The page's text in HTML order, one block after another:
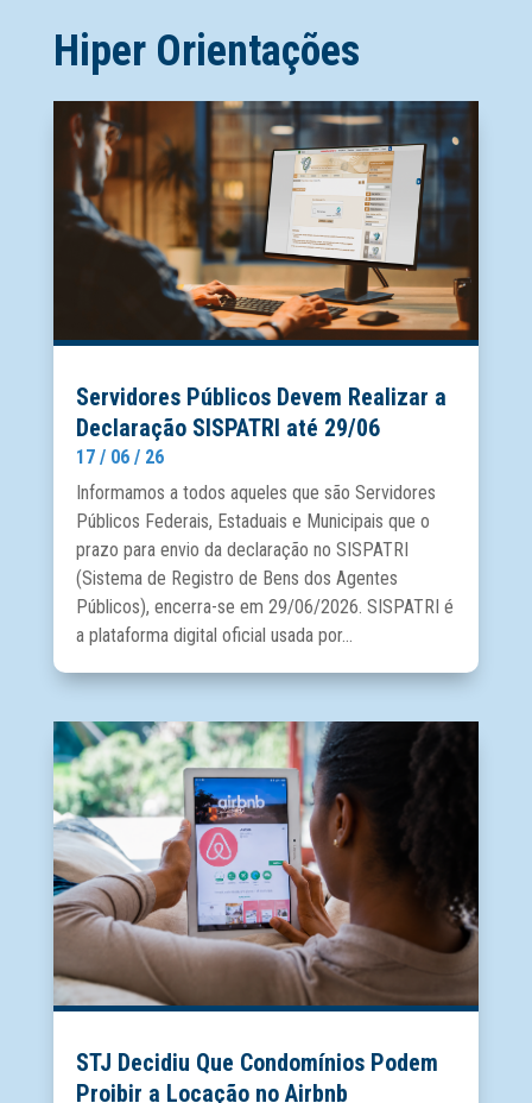
Hiper Orientações
Servidores Públicos Devem Realizar a
Declaração SISPATRI até 29/06
17 / 06 / 26
Informamos a todos aqueles que são Servidores
Públicos Federais, Estaduais e Municipais que o
prazo para envio da declaração no SISPATRI
(Sistema de Registro de Bens dos Agentes
Públicos), encerra-se em 29/06/2026. SISPATRI é
a plataforma digital oficial usada por...
STJ Decidiu Que Condomínios Podem
Proibir a Locação no Airbnb